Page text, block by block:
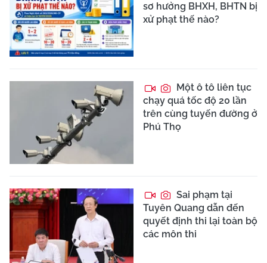
sơ hưởng BHXH, BHTN bị
xử phạt thế nào?
Một ô tô liên tục
chạy quá tốc độ 20 lần
trên cùng tuyến đường ở
Phú Thọ
Sai phạm tại
Tuyên Quang dẫn đến
quyết định thi lại toàn bộ
các môn thi